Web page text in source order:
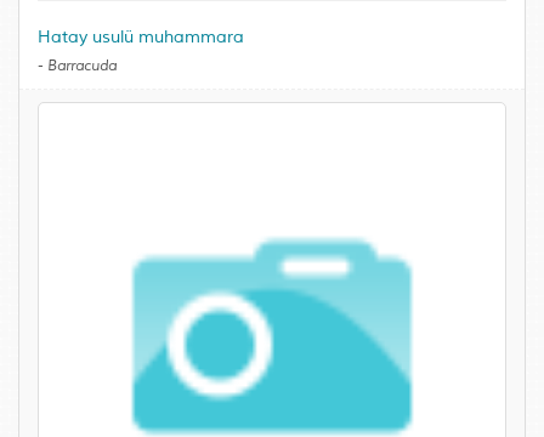
Hatay usulü muhammara
- Barracuda